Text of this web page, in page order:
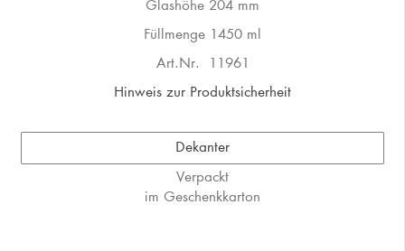
Glashöhe 204 mm
Füllmenge 1450 ml
Art.Nr. 11961
Hinweis zur Produktsicherheit
Dekanter
Verpackt
im Geschenkkarton